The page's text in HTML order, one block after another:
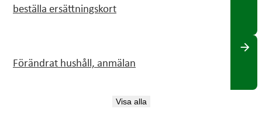
beställa ersättningskort
Förändrat hushåll, anmälan
arrow_forward
Visa alla